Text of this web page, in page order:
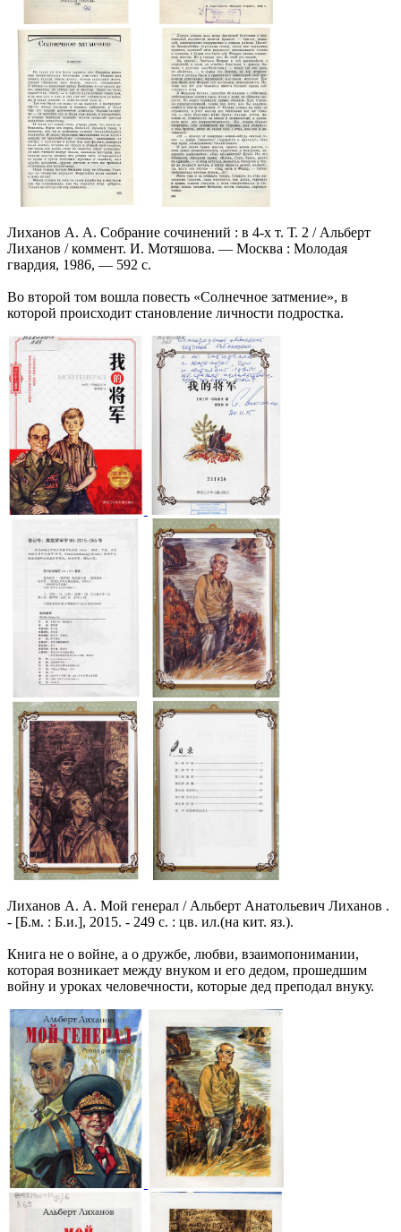
Лиханов А. А. Собрание сочинений : в 4-х т. Т. 2 / Альберт
Лиханов / коммент. И. Мотяшова. — Москва : Молодая
гвардия, 1986, — 592 с.
Во второй том вошла повесть «Солнечное затмение», в
которой происходит становление личности подростка.
Лиханов А. А. Мой генерал / Альберт Анатольевич Лиханов .
- [Б.м. : Б.и.], 2015. - 249 с. : цв. ил.(на кит. яз.).
Книга не о войне, а о дружбе, любви, взаимопонимании,
которая возникает между внуком и его дедом, прошедшим
войну и уроках человечности, которые дед преподал внуку.